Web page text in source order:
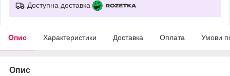
Доступна доставка
Опис Характеристики Доставка Оплата Умови
Опис